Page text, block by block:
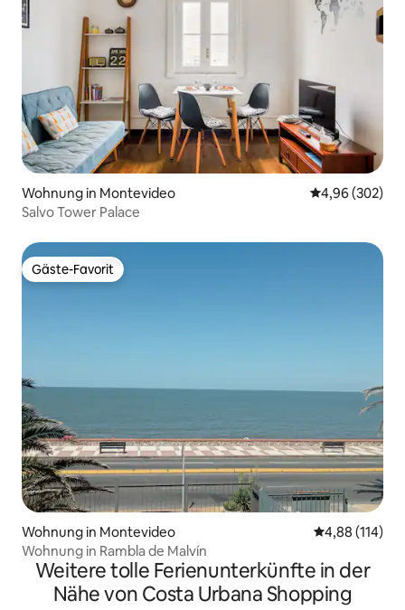
Wohnung in Montevideo
4,96 (302)
Salvo Tower Palace
Gäste-Favorit
Gäste-Favorit
Wohnung in Montevideo
4,88 (114)
Wohnung in Rambla de Malvín
Weitere tolle Ferienunterkünfte in der
Nähe von Costa Urbana Shopping